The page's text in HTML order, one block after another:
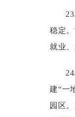
稳定
就业
建“一
园区